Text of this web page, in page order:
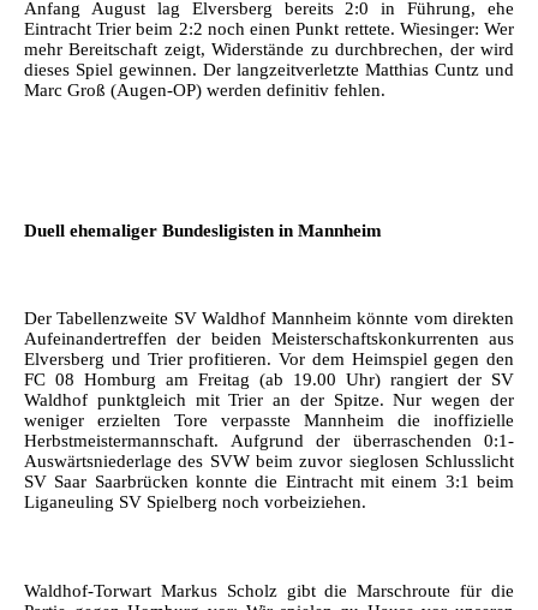
Anfang August lag Elversberg bereits 2:0 in Führung, ehe
Eintracht Trier beim 2:2 noch einen Punkt rettete. Wiesinger: Wer
mehr Bereitschaft zeigt, Widerstände zu durchbrechen, der wird
dieses Spiel gewinnen. Der langzeitverletzte Matthias Cuntz und
Marc Groß (Augen-OP) werden definitiv fehlen.
Duell ehemaliger Bundesligisten in Mannheim
Der Tabellenzweite SV Waldhof Mannheim könnte vom direkten
Aufeinandertreffen der beiden Meisterschaftskonkurrenten aus
Elversberg und Trier profitieren. Vor dem Heimspiel gegen den
FC 08 Homburg am Freitag (ab 19.00 Uhr) rangiert der SV
Waldhof punktgleich mit Trier an der Spitze. Nur wegen der
weniger erzielten Tore verpasste Mannheim die inoffizielle
Herbstmeistermannschaft. Aufgrund der überraschenden 0:1-
Auswärtsniederlage des SVW beim zuvor sieglosen Schlusslicht
SV Saar Saarbrücken konnte die Eintracht mit einem 3:1 beim
Liganeuling SV Spielberg noch vorbeiziehen.
Waldhof-Torwart Markus Scholz gibt die Marschroute für die